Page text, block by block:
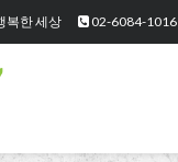
복한 세상 02-6084-1016